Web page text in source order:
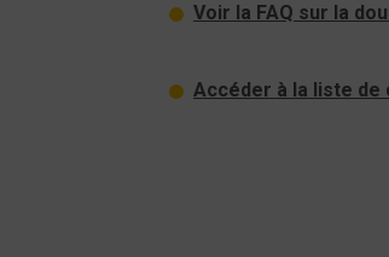
Voir la FAQ sur la
Accéder à la liste de